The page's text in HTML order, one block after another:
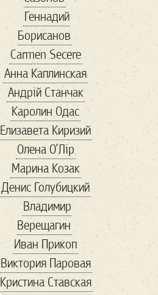
Букер
бюро находок
в мире Війна
віршовіття
вакцинация
Валентин
ванна
варел варенье
веган веган 2
веган бум
великие
Венесуэла
вениция венок
Весна
весна в Украине
Ветеран
вино
Геннадий
Борисанов
Carmen Secere
Анна Каплинская
Андрій Станчак
Каролин Одас
Елизавета Киризий
Олена О’Лір
Марина Козак
Денис Голубицкий
Владимир
Верещагин
Иван Прикоп
Виктория Паровая
Кристина Ставская